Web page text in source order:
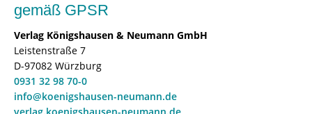
gemäß GPSR
Verlag Königshausen & Neumann GmbH
Leistenstraße 7
D-97082 Würzburg
0931 32 98 70-0
info@koenigshausen-neumann.de
verlag.koenigshausen-neumann.de